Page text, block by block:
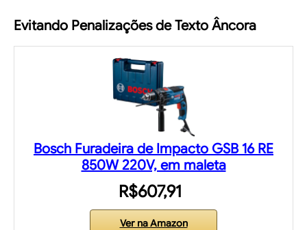
Evitando Penalizações de Texto Âncora
Bosch Furadeira de Impacto GSB 16 RE
850W 220V, em maleta
R$607,91
Ver na Amazon